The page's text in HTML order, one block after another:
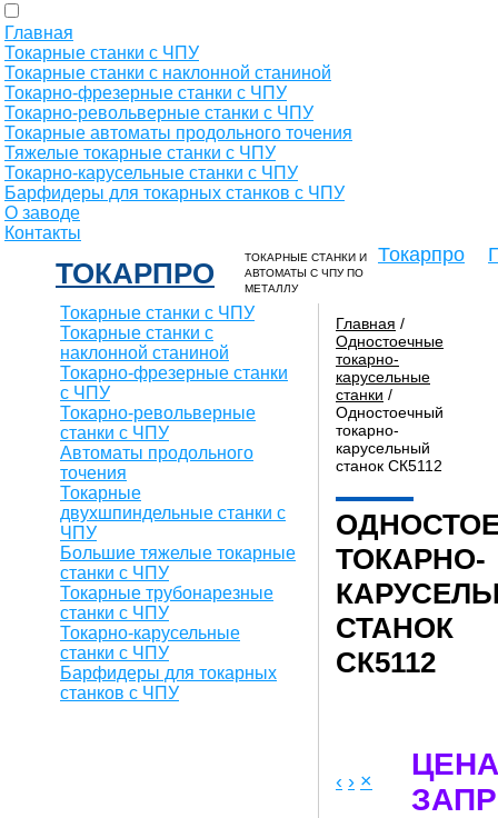
Главная
Токарные станки с ЧПУ
Токарные станки с наклонной станиной
Токарно-фрезерные станки с ЧПУ
Токарно-револьверные станки с ЧПУ
Токарные автоматы продольного точения
Тяжелые токарные станки с ЧПУ
Токарно-карусельные станки с ЧПУ
Барфидеры для токарных станков с ЧПУ
О заводе
Контакты
ТОКАРПРО
ТОКАРНЫЕ СТАНКИ И
АВТОМАТЫ С ЧПУ ПО
МЕТАЛЛУ
Токарпро
Токарные станки с ЧПУ
Токарные станки с
наклонной станиной
Токарно-фрезерные станки
с ЧПУ
Токарно-револьверные
станки с ЧПУ
Автоматы продольного
точения
Токарные
двухшпиндельные станки с
ЧПУ
Большие тяжелые токарные
станки с ЧПУ
Токарные трубонарезные
станки с ЧПУ
Токарно-карусельные
станки с ЧПУ
Барфидеры для токарных
станков с ЧПУ
Главная /
Одностоечные
токарно-
карусельные
станки /
Одностоечный
токарно-
карусельный
станок СК5112
ТОКАРНО-
СТАНОК
СК5112
‹ › ×